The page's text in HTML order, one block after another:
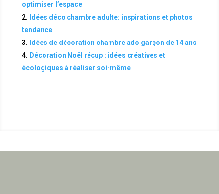
optimiser l’espace
Idées déco chambre adulte: inspirations et photos
tendance
Idées de décoration chambre ado garçon de 14 ans
Décoration Noël récup : idées créatives et
écologiques à réaliser soi-même